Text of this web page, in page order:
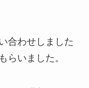
合わせしました
らいました。